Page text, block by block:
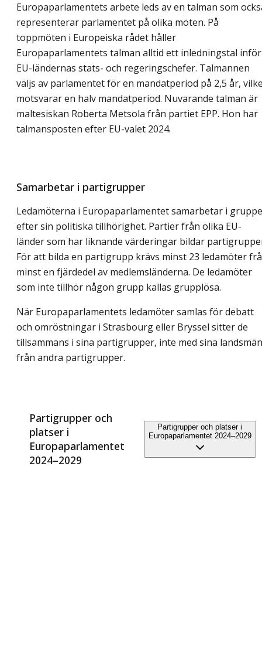
Europaparlamentets arbete leds av en talman som
representerar parlamentet på olika möten. På
toppmöten i Europeiska rådet håller
Europaparlamentets talman alltid ett inledningstal inför
EU-ländernas stats- och regeringschefer. Talmannen
väljs av parlamentet för en mandatperiod på 2,5 år,
motsvarar en halv mandatperiod. Nuvarande talman är
maltesiskan Roberta Metsola från partiet EPP. Hon har
talmansposten efter EU-valet 2024.
Samarbetar i partigrupper
Ledamöterna i Europaparlamentet samarbetar i
efter sin politiska tillhörighet. Partier från olika EU-
länder som har liknande värderingar bildar
För att bilda en partigrupp krävs minst 23 ledamöter
minst en fjärdedel av medlemsländerna. De ledamöter
som inte tillhör någon grupp kallas grupplösa.
När Europaparlamentets ledamöter samlas för debatt
och omröstningar i Strasbourg eller Bryssel sitter de
tillsammans i sina partigrupper, inte med sina landsmän
från andra partigrupper.
Partigrupper och
platser i
Europaparlamentet
2024–2029
Partigrupper och platser i
Europaparlamentet 2024–2029